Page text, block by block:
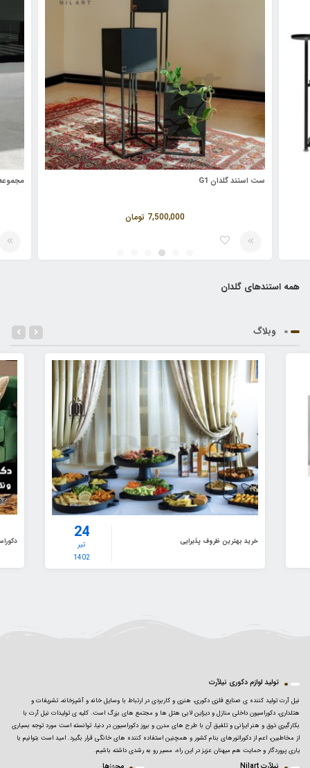
ست استند گلدان G1
7,500,000 تومان
همه استندهای گلدان
وبلاگ
خرید بهترین ظروف پذیرایی 24
تیر
1402
تولید لوازم دکوری نیلآرت
نیل آرت تولید کننده ی صنایع فلزی دکوری، هنری و کاربردی در ارتباط با وسایل خانه و آشپزخانه، تشریفات و
هتلداری، دکوراسیون داخلی منازل و دیزاین لابی هتل ها و مجتمع های بزرگ است. کلیه ی تولیدات نیل آرت با
بکارگیریِ ذوق و هنر ایرانی و تلفیق آن با طرح های مدرن و بروز دکوراسیون در دنیا، توانسته است مورد توجه بسیاری
از مخاطبین، اعم از دکوراتورهای بنام کشور و همچنین استفاده کننده های خانگی قرار بگیرد. امید است بتوانیم با
یاری پروردگار و حمایت هم میهنان عزیز در این راه، مسیر رو به رشدی داشته باشیم.